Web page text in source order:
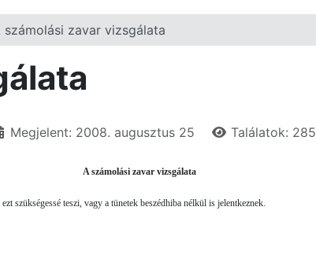
számolási zavar vizsgálata
Megjelent: 2008. augusztus 25 Találatok:
A számolási zavar vizsgálata
szükségessé teszi, vagy a tünetek beszédhiba nélkül is jelentkeznek.